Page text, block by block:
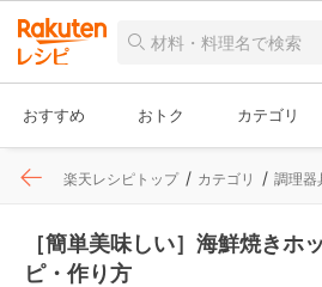
おすすめ おトク カテゴリ
楽天レシピトップ カテゴリ 調理器
［簡単美味しい］海鮮焼きホ
ピ・作り方